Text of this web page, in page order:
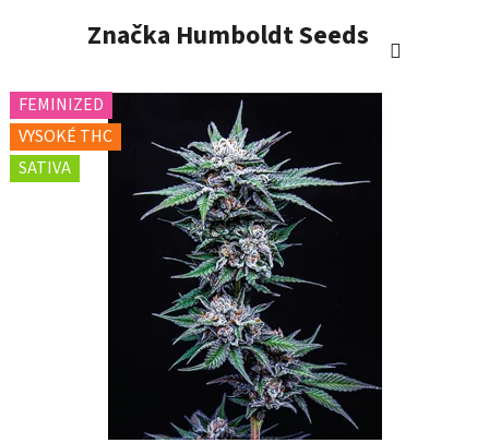
Značka Humboldt Seeds
FEMINIZED
VYSOKÉ THC
SATIVA